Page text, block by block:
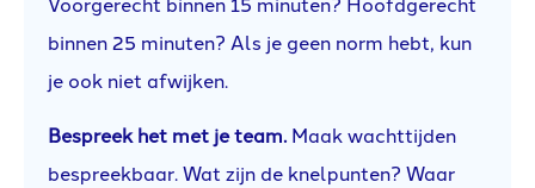
binnen 25 minuten? Als je geen norm hebt, kun
je ook niet afwijken.
Bespreek het met je team. Maak wachttijden
bespreekbaar. Wat zijn de knelpunten? Waar